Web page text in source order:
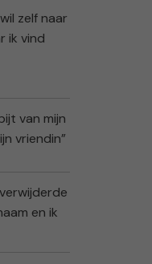
zelf naar
ik vind
van mijn
vriendin”
en ik